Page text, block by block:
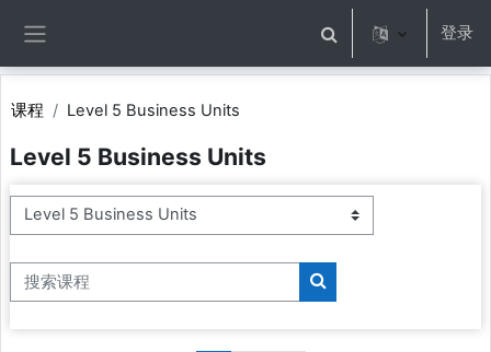
切换搜索输入 登录
课程 Level 5 Business Units
Level 5 Business Units
课程类别
搜索课程
搜索课程